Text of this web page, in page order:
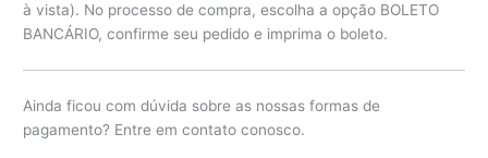
à vista). No processo de compra, escolha a opção BOLETO
BANCÁRIO, confirme seu pedido e imprima o boleto.
Ainda ficou com dúvida sobre as nossas formas de
pagamento? Entre em contato conosco.